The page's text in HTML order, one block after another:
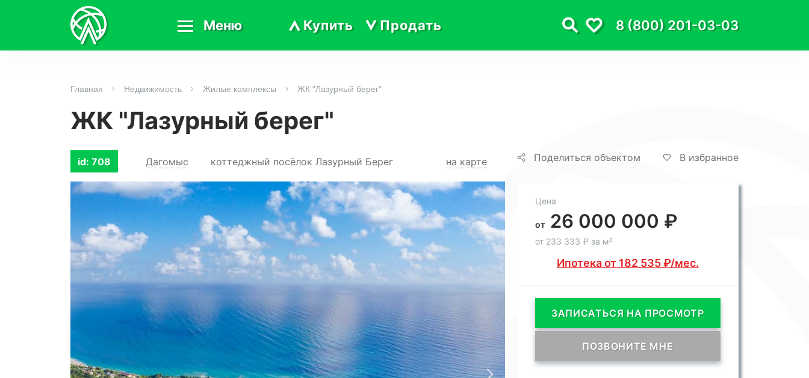
Меню Купить Продать 8 (800) 201-03-03
Главная Недвижимость Жилые комплексы ЖК "Лазурный берег"
ЖК "Лазурный берег"
id: 708 Дагомыс коттеджный посёлок Лазурный Берег на карте Поделиться объектом В избранное
Цена
от26 000 000 ₽
от 233 333 ₽ за м²
Ипотека от 182 535 ₽/мес.
ЗАПИСАТЬСЯ НА ПРОСМОТР
ПОЗВОНИТЕ МНЕ